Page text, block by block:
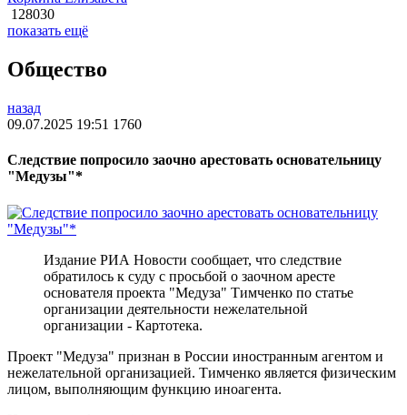
128030
показать ещё
Общество
назад
09.07.2025 19:51 1760
Следствие попросило заочно арестовать основательницу
"Медузы"*
Издание РИА Новости сообщает, что следствие
обратилось к суду с просьбой о заочном аресте
основателя проекта "Медуза" Тимченко по статье
организации деятельности нежелательной
организации - Картотека.
Проект "Медуза" признан в России иностранным агентом и
нежелательной организацией. Тимченко является физическим
лицом, выполняющим функцию иноагента.